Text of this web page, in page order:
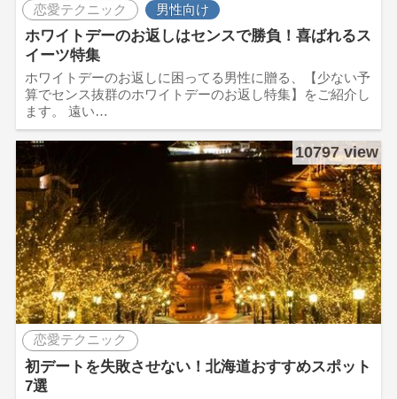
恋愛テクニック 男性向け
ホワイトデーのお返しはセンスで勝負！喜ばれるス
イーツ特集
ホワイトデーのお返しに困ってる男性に贈る、【少ない予
算でセンス抜群のホワイトデーのお返し特集】をご紹介し
ます。 遠い…
10797 view
恋愛テクニック
初デートを失敗させない！北海道おすすめスポット
7選